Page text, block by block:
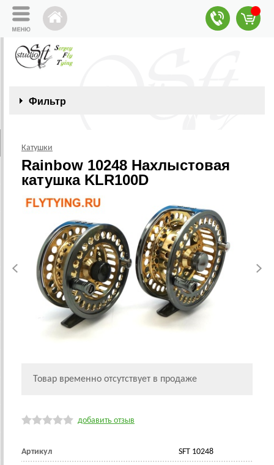
Фильтр
Катушки
Rainbow 10248 Нахлыстовая
катушка KLR100D
Товар временно отсутствует в продаже
добавить отзыв
Артикул SFT 10248